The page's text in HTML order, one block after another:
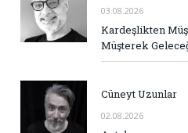
03.08.2026
Kardeşlikten
Müşterek
Cüneyt Uzunlar
02.08.2026